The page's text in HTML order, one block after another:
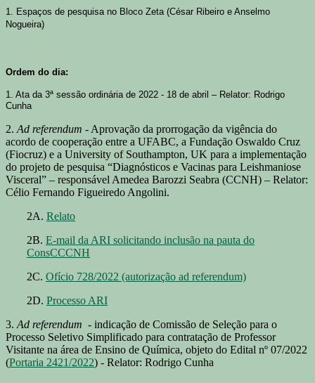
1. Espaços de pesquisa no Bloco Zeta (César Ribeiro e Anselmo
Nogueira)
Ordem do dia:
1. Ata da 3ª sessão ordinária de 2022 - 18 de abril – Relator: Rodrigo
Cunha
2. Ad referendum - Aprovação da prorrogação da vigência do
acordo de cooperação entre a UFABC, a Fundação Oswaldo Cruz
(Fiocruz) e a University of Southampton, UK para a implementação
do projeto de pesquisa “Diagnósticos e Vacinas para Leishmaniose
Visceral” – responsável Amedea Barozzi Seabra (CCNH) – Relator:
Célio Fernando Figueiredo Angolini.
2A. Relato
2B. E-mail da ARI solicitando inclusão na pauta do
ConsCCCNH
2C. Ofício 728/2022 (autorização ad referendum)
2D. Processo ARI
3. Ad referendum - indicação de Comissão de Seleção para o
Processo Seletivo Simplificado para contratação de Professor
Visitante na área de Ensino de Química, objeto do Edital nº 07/2022
(Portaria 2421/2022) - Relator: Rodrigo Cunha